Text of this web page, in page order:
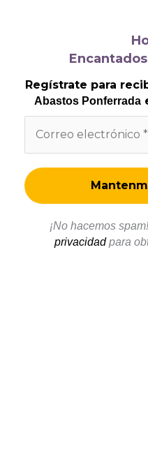
Regístrate para
Abastos Ponferrada
¡No hacemos
privacidadpara